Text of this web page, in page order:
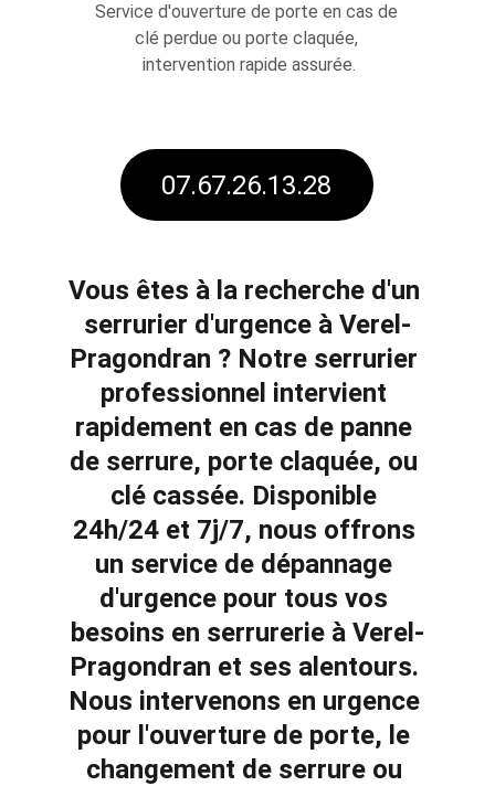
Service d'ouverture de porte en cas de
clé perdue ou porte claquée,
intervention rapide assurée.
07.67.26.13.28
Vous êtes à la recherche d'un
serrurier d'urgence à Verel-
Pragondran ? Notre serrurier
professionnel intervient
rapidement en cas de panne
de serrure, porte claquée, ou
clé cassée. Disponible
24h/24 et 7j/7, nous offrons
un service de dépannage
d'urgence pour tous vos
besoins en serrurerie à Verel-
Pragondran et ses alentours.
Nous intervenons en urgence
pour l'ouverture de porte, le
changement de serrure ou